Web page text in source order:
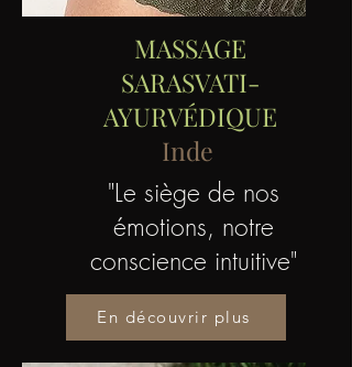
MASSAGE
SARASVATI-
AYURVÉDIQUE
Inde
"Le siège de nos
émotions, notre
conscience intuitive"
En découvrir plus